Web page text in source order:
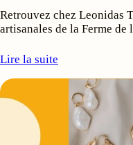
Retrouvez chez Leonidas
artisanales de la Ferme de
Lire la suite